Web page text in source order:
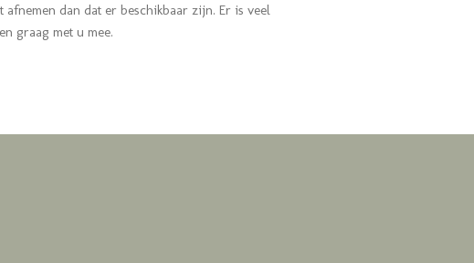
afnemen dan dat er beschikbaar zijn. Er is veel
graag met u mee.